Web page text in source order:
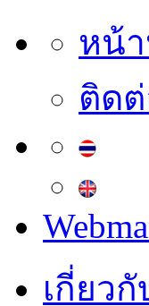
หน้
ติดต่
เกี่ยวกั